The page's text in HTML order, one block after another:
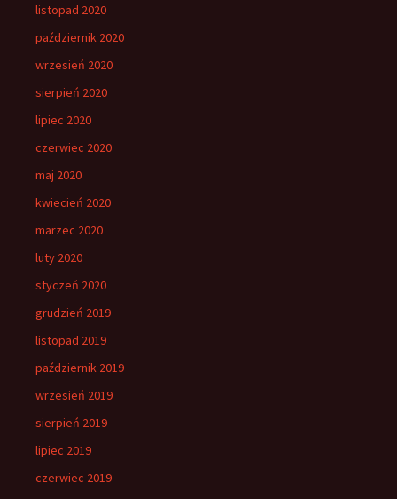
listopad 2020
październik 2020
wrzesień 2020
sierpień 2020
lipiec 2020
czerwiec 2020
maj 2020
kwiecień 2020
marzec 2020
luty 2020
styczeń 2020
grudzień 2019
listopad 2019
październik 2019
wrzesień 2019
sierpień 2019
lipiec 2019
czerwiec 2019